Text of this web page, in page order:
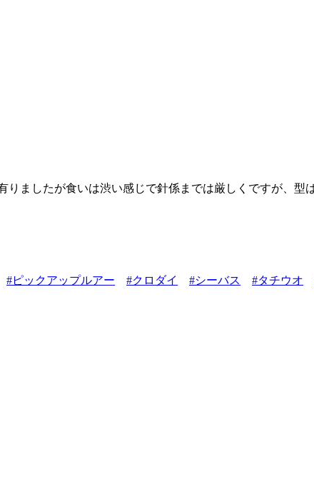
ましたが食いは渋い感じで針係までは厳しくですが、型
#ピックアップルアー #クロダイ #シーバス #タチウオ